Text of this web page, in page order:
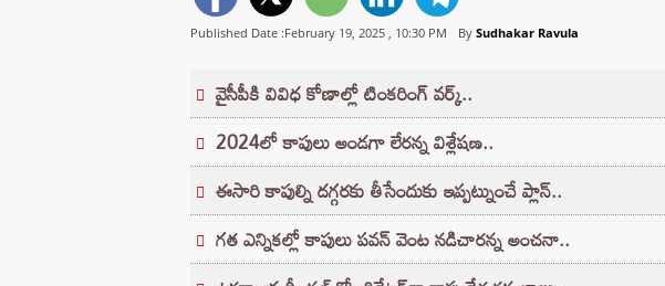
Published Date :February 19, 2025 , 10:30 PM By Sudhakar Ravula
వైసీపీకి వివిధ కోణాల్లో టింకరింగ్‌ వర్క్‌..
2024లో కాపులు అండగా లేరన్న విశ్లేషణ..
ఈసారి కాపుల్ని దగ్గరకు తీసేందుకు ఇప్పట్నుంచే ప్లాన్‌..
గత ఎన్నికల్లో కాపులు పవన్‌ వెంట నడిచారన్న అంచనా..